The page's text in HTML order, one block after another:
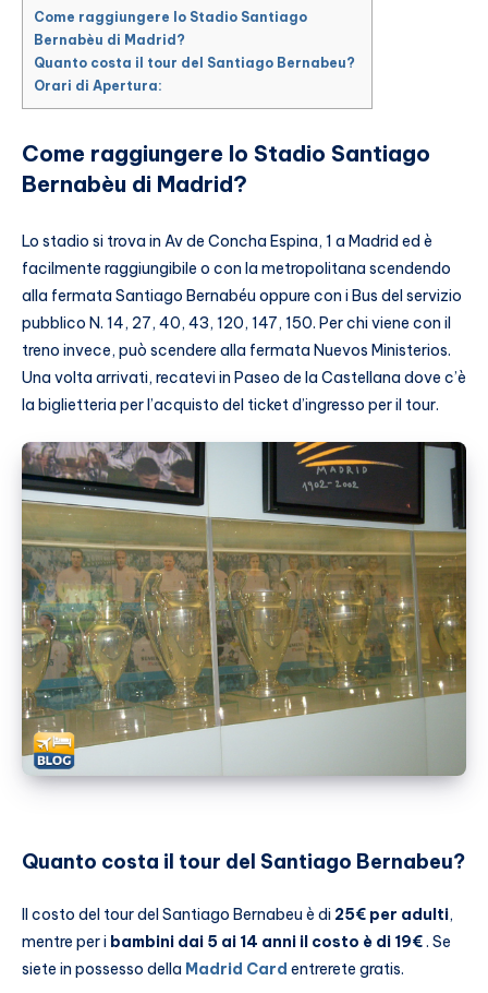
Come raggiungere lo Stadio Santiago
Bernabèu di Madrid?
Quanto costa il tour del Santiago Bernabeu?
Orari di Apertura:
Come raggiungere lo Stadio Santiago
Bernabèu di Madrid?
Lo stadio si trova in Av de Concha Espina, 1 a Madrid ed è
facilmente raggiungibile o con la metropolitana scendendo
alla fermata Santiago Bernabéu oppure con i Bus del servizio
pubblico N. 14, 27, 40, 43, 120, 147, 150. Per chi viene con il
treno invece, può scendere alla fermata Nuevos Ministerios.
Una volta arrivati, recatevi in Paseo de la Castellana dove c’è
la biglietteria per l’acquisto del ticket d’ingresso per il tour.
Quanto costa il tour del Santiago Bernabeu?
Il costo del tour del Santiago Bernabeu è di 25€ per adulti,
mentre per i bambini dai 5 ai 14 anni il costo è di 19€. Se
siete in possesso della Madrid Card entrerete gratis.